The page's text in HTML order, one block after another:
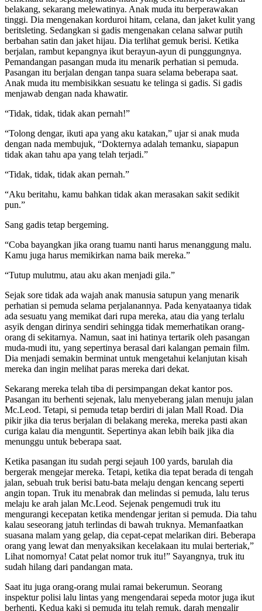
belakang, sekarang melewatinya. Anak muda itu berperawakan
tinggi. Dia mengenakan korduroi hitam, celana, dan jaket kulit yang
beritsleting. Sedangkan si gadis mengenakan celana salwar putih
berbahan satin dan jaket hijau. Dia terlihat gemuk berisi. Ketika
berjalan, rambut kepangnya ikut berayun-ayun di punggungnya.
Pemandangan pasangan muda itu menarik perhatian si pemuda.
Pasangan itu berjalan dengan tanpa suara selama beberapa saat.
Anak muda itu membisikkan sesuatu ke telinga si gadis. Si gadis
menjawab dengan nada khawatir.
“Tidak, tidak, tidak akan pernah!”
“Tolong dengar, ikuti apa yang aku katakan,” ujar si anak muda
dengan nada membujuk, “Dokternya adalah temanku, siapapun
tidak akan tahu apa yang telah terjadi.”
“Tidak, tidak, tidak akan pernah.”
“Aku beritahu, kamu bahkan tidak akan merasakan sakit sedikit
pun.”
Sang gadis tetap bergeming.
“Coba bayangkan jika orang tuamu nanti harus menanggung malu.
Kamu juga harus memikirkan nama baik mereka.”
“Tutup mulutmu, atau aku akan menjadi gila.”
Sejak sore tidak ada wajah anak manusia satupun yang menarik
perhatian si pemuda selama perjalanannya. Pada kenyataanya tidak
ada sesuatu yang memikat dari rupa mereka, atau dia yang terlalu
asyik dengan dirinya sendiri sehingga tidak memerhatikan orang-
orang di sekitarnya. Namun, saat ini hatinya tertarik oleh pasangan
muda-mudi itu, yang sepertinya berasal dari kalangan pemain film.
Dia menjadi semakin berminat untuk mengetahui kelanjutan kisah
mereka dan ingin melihat paras mereka dari dekat.
Sekarang mereka telah tiba di persimpangan dekat kantor pos.
Pasangan itu berhenti sejenak, lalu menyeberang jalan menuju jalan
Mc.Leod. Tetapi, si pemuda tetap berdiri di jalan Mall Road. Dia
pikir jika dia terus berjalan di belakang mereka, mereka pasti akan
curiga kalau dia menguntit. Sepertinya akan lebih baik jika dia
menunggu untuk beberapa saat.
Ketika pasangan itu sudah pergi sejauh 100 yards, barulah dia
bergerak mengejar mereka. Tetapi, ketika dia tepat berada di tengah
jalan, sebuah truk berisi batu-bata melaju dengan kencang seperti
angin topan. Truk itu menabrak dan melindas si pemuda, lalu terus
melaju ke arah jalan Mc.Leod. Sejenak pengemudi truk itu
mengurangi kecepatan ketika mendengar jeritan si pemuda. Dia tahu
kalau seseorang jatuh terlindas di bawah truknya. Memanfaatkan
suasana malam yang gelap, dia cepat-cepat melarikan diri. Beberapa
orang yang lewat dan menyaksikan kecelakaan itu mulai berteriak,”
Lihat nomornya! Catat pelat nomor truk itu!” Sayangnya, truk itu
sudah hilang dari pandangan mata.
Saat itu juga orang-orang mulai ramai bekerumun. Seorang
inspektur polisi lalu lintas yang mengendarai sepeda motor juga ikut
berhenti. Kedua kaki si pemuda itu telah remuk, darah mengalir